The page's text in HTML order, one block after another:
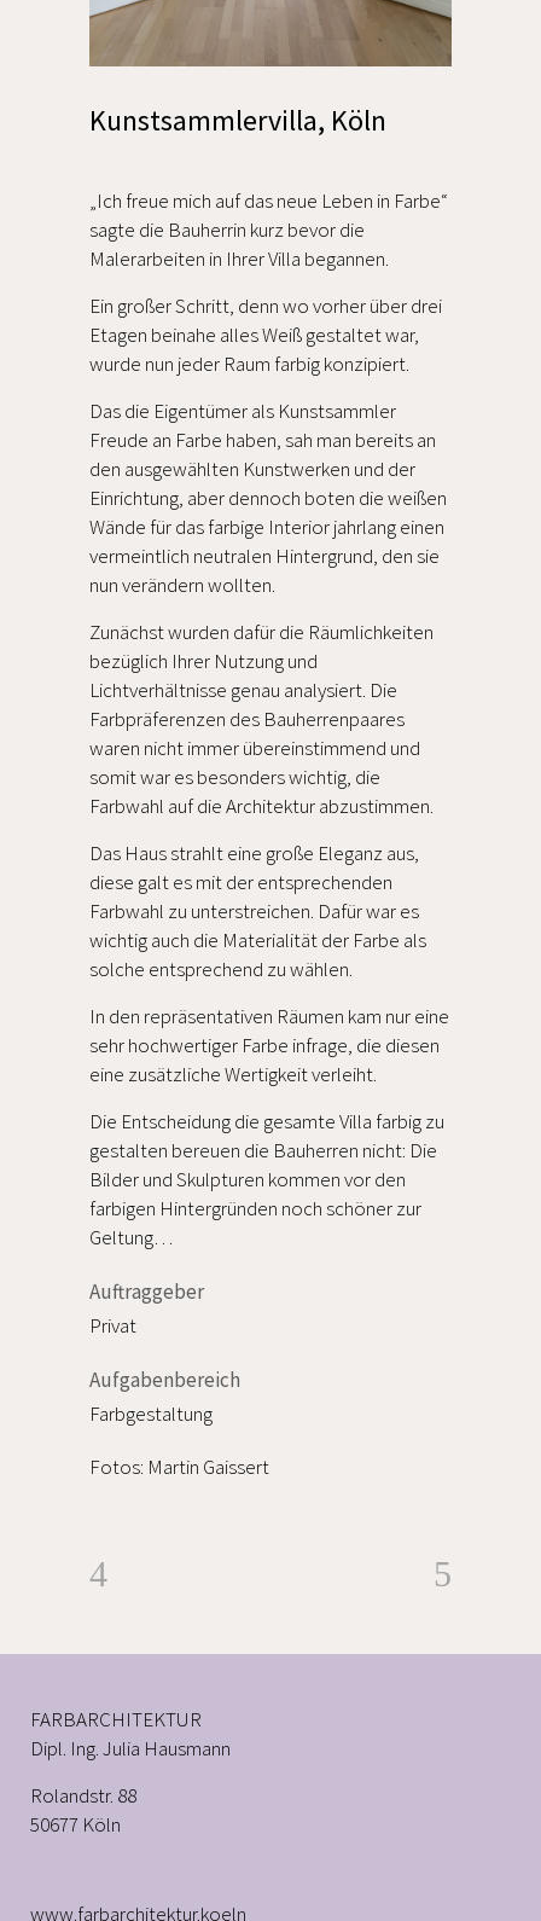
Kunstsammlervilla, Köln
„Ich freue mich auf das neue Leben in Farbe“
sagte die Bauherrin kurz bevor die
Malerarbeiten in Ihrer Villa begannen.
Ein großer Schritt, denn wo vorher über drei
Etagen beinahe alles Weiß gestaltet war,
wurde nun jeder Raum farbig konzipiert.
Das die Eigentümer als Kunstsammler
Freude an Farbe haben, sah man bereits an
den ausgewählten Kunstwerken und der
Einrichtung, aber dennoch boten die weißen
Wände für das farbige Interior jahrlang einen
vermeintlich neutralen Hintergrund, den sie
nun verändern wollten.
Zunächst wurden dafür die Räumlichkeiten
bezüglich Ihrer Nutzung und
Lichtverhältnisse genau analysiert. Die
Farbpräferenzen des Bauherrenpaares
waren nicht immer übereinstimmend und
somit war es besonders wichtig, die
Farbwahl auf die Architektur abzustimmen.
Das Haus strahlt eine große Eleganz aus,
diese galt es mit der entsprechenden
Farbwahl zu unterstreichen. Dafür war es
wichtig auch die Materialität der Farbe als
solche entsprechend zu wählen.
In den repräsentativen Räumen kam nur eine
sehr hochwertiger Farbe infrage, die diesen
eine zusätzliche Wertigkeit verleiht.
Die Entscheidung die gesamte Villa farbig zu
gestalten bereuen die Bauherren nicht: Die
Bilder und Skulpturen kommen vor den
farbigen Hintergründen noch schöner zur
Geltung…
Auftraggeber
Privat
Aufgabenbereich
Farbgestaltung
Fotos: Martin Gaissert
FARBARCHITEKTUR
Dipl. Ing. Julia Hausmann
Rolandstr. 88
50677 Köln
www.farbarchitektur.koeln